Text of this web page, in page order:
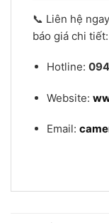
📞 Liên hệ
báo giá chi tiết:
Hotline:
Website:
Email: